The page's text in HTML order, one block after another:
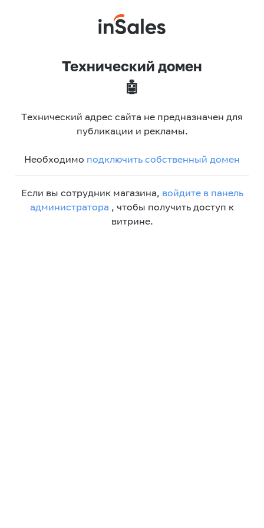
Технический домен
🤖
Технический адрес сайта не предназначен для
публикации и рекламы.
Необходимо подключить собственный домен
Если вы сотрудник магазина, войдите в панель
администратора , чтобы получить доступ к
витрине.